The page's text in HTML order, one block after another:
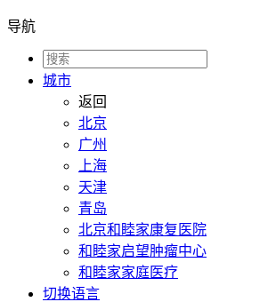
导航
城市
返回
北京
广州
上海
天津
青岛
北京和睦家康复医院
和睦家启望肿瘤中心
和睦家家庭医疗
切换语言